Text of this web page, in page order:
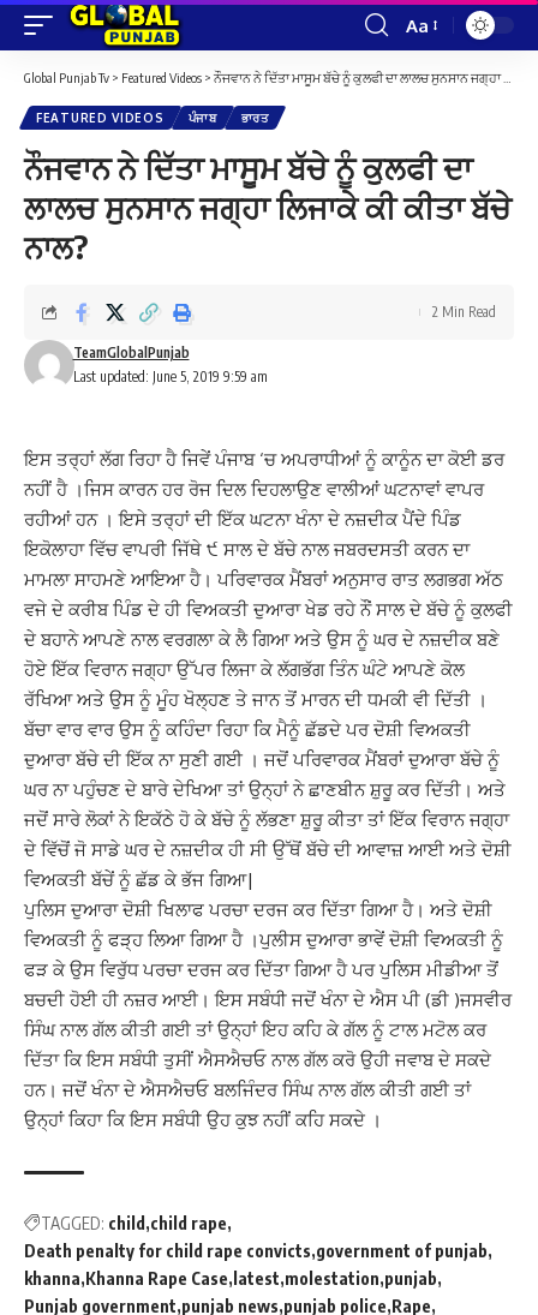
Font
Aa
Global Punjab Tv > Featured Videos > ਨੌਜਵਾਨ ਨੇ ਦਿੱਤਾ ਮਾਸੂਮ ਬੱਚੇ ਨੂੰ ਕੁਲਫੀ ਦਾ ਲਾਲਚ ਸੁਨਸਾਨ ਜਗ੍ਹਾ ਲਿਜਾਕੇ ਕੀ ਕੀਤਾ ਬੱਚੇ ਨਾਲ?
FEATURED VIDEOS ਪੰਜਾਬ ਭਾਰਤ
ਨੌਜਵਾਨ ਨੇ ਦਿੱਤਾ ਮਾਸੂਮ ਬੱਚੇ ਨੂੰ ਕੁਲਫੀ ਦਾ
ਲਾਲਚ ਸੁਨਸਾਨ ਜਗ੍ਹਾ ਲਿਜਾਕੇ ਕੀ ਕੀਤਾ ਬੱਚੇ
ਨਾਲ?
Last updated: June 5, 2019 9:59 am
TeamGlobalPunjab
2 Min Read
ਇਸ ਤਰ੍ਹਾਂ ਲੱਗ ਰਿਹਾ ਹੈ ਜਿਵੇਂ ਪੰਜਾਬ ‘ਚ ਅਪਰਾਧੀਆਂ ਨੂੰ ਕਾਨੂੰਨ ਦਾ ਕੋਈ ਡਰ
ਨਹੀਂ ਹੈ ।ਜਿਸ ਕਾਰਨ ਹਰ ਰੋਜ ਦਿਲ ਦਿਹਲਾਉਣ ਵਾਲੀਆਂ ਘਟਨਾਵਾਂ ਵਾਪਰ
ਰਹੀਆਂ ਹਨ । ਇਸੇ ਤਰ੍ਹਾਂ ਦੀ ਇੱਕ ਘਟਨਾ ਖੰਨਾ ਦੇ ਨਜ਼ਦੀਕ ਪੈਂਦੇ ਪਿੰਡ
ਇਕੋਲਾਹਾ ਵਿੱਚ ਵਾਪਰੀ ਜਿੱਥੇ ੯ ਸਾਲ ਦੇ ਬੱਚੇ ਨਾਲ ਜਬਰਦਸਤੀ ਕਰਨ ਦਾ
ਮਾਮਲਾ ਸਾਹਮਣੇ ਆਇਆ ਹੈ। ਪਰਿਵਾਰਕ ਮੈਂਬਰਾਂ ਅਨੁਸਾਰ ਰਾਤ ਲਗਭਗ ਅੱਠ
ਵਜੇ ਦੇ ਕਰੀਬ ਪਿੰਡ ਦੇ ਹੀ ਵਿਅਕਤੀ ਦੁਆਰਾ ਖੇਡ ਰਹੇ ਨੌਂ ਸਾਲ ਦੇ ਬੱਚੇ ਨੂੰ ਕੁਲਫੀ
ਦੇ ਬਹਾਨੇ ਆਪਣੇ ਨਾਲ ਵਰਗਲਾ ਕੇ ਲੈ ਗਿਆ ਅਤੇ ਉਸ ਨੂੰ ਘਰ ਦੇ ਨਜ਼ਦੀਕ ਬਣੇ
ਹੋਏ ਇੱਕ ਵਿਰਾਨ ਜਗ੍ਹਾ ਉੱਪਰ ਲਿਜਾ ਕੇ ਲੱਗਭੱਗ ਤਿੰਨ ਘੰਟੇ ਆਪਣੇ ਕੋਲ
ਰੱਖਿਆ ਅਤੇ ਉਸ ਨੂੰ ਮੂੰਹ ਖੋਲ੍ਹਣ ਤੇ ਜਾਨ ਤੋਂ ਮਾਰਨ ਦੀ ਧਮਕੀ ਵੀ ਦਿੱਤੀ ।
ਬੱਚਾ ਵਾਰ ਵਾਰ ਉਸ ਨੂੰ ਕਹਿੰਦਾ ਰਿਹਾ ਕਿ ਮੈਨੂੰ ਛੱਡਦੇ ਪਰ ਦੋਸ਼ੀ ਵਿਅਕਤੀ
ਦੁਆਰਾ ਬੱਚੇ ਦੀ ਇੱਕ ਨਾ ਸੁਣੀ ਗਈ । ਜਦੋਂ ਪਰਿਵਾਰਕ ਮੈਂਬਰਾਂ ਦੁਆਰਾ ਬੱਚੇ ਨੂੰ
ਘਰ ਨਾ ਪਹੁੰਚਣ ਦੇ ਬਾਰੇ ਦੇਖਿਆ ਤਾਂ ਉਨ੍ਹਾਂ ਨੇ ਛਾਣਬੀਨ ਸ਼ੁਰੂ ਕਰ ਦਿੱਤੀ। ਅਤੇ
ਜਦੋਂ ਸਾਰੇ ਲੋਕਾਂ ਨੇ ਇਕੱਠੇ ਹੋ ਕੇ ਬੱਚੇ ਨੂੰ ਲੱਭਣਾ ਸ਼ੁਰੂ ਕੀਤਾ ਤਾਂ ਇੱਕ ਵਿਰਾਨ ਜਗ੍ਹਾ
ਦੇ ਵਿੱਚੋਂ ਜੋ ਸਾਡੇ ਘਰ ਦੇ ਨਜ਼ਦੀਕ ਹੀ ਸੀ ਉੱਥੋਂ ਬੱਚੇ ਦੀ ਆਵਾਜ਼ ਆਈ ਅਤੇ ਦੋਸ਼ੀ
ਵਿਅਕਤੀ ਬੱਚੇਂ ਨੂੰ ਛੱਡ ਕੇ ਭੱਜ ਗਿਆ|
ਪੁਲਿਸ ਦੁਆਰਾ ਦੋਸ਼ੀ ਖਿਲਾਫ ਪਰਚਾ ਦਰਜ ਕਰ ਦਿੱਤਾ ਗਿਆ ਹੈ। ਅਤੇ ਦੋਸ਼ੀ
ਵਿਅਕਤੀ ਨੂੰ ਫੜ੍ਹ ਲਿਆ ਗਿਆ ਹੈ ।ਪੁਲੀਸ ਦੁਆਰਾ ਭਾਵੇਂ ਦੋਸ਼ੀ ਵਿਅਕਤੀ ਨੂੰ
ਫੜ ਕੇ ਉਸ ਵਿਰੁੱਧ ਪਰਚਾ ਦਰਜ ਕਰ ਦਿੱਤਾ ਗਿਆ ਹੈ ਪਰ ਪੁਲਿਸ ਮੀਡੀਆ ਤੋਂ
ਬਚਦੀ ਹੋਈ ਹੀ ਨਜ਼ਰ ਆਈ। ਇਸ ਸਬੰਧੀ ਜਦੋਂ ਖੰਨਾ ਦੇ ਐਸ ਪੀ (ਡੀ )ਜਸਵੀਰ
ਸਿੰਘ ਨਾਲ ਗੱਲ ਕੀਤੀ ਗਈ ਤਾਂ ਉਨ੍ਹਾਂ ਇਹ ਕਹਿ ਕੇ ਗੱਲ ਨੂੰ ਟਾਲ ਮਟੋਲ ਕਰ
ਦਿੱਤਾ ਕਿ ਇਸ ਸਬੰਧੀ ਤੁਸੀਂ ਐਸਐਚਓ ਨਾਲ ਗੱਲ ਕਰੋ ਉਹੀ ਜਵਾਬ ਦੇ ਸਕਦੇ
ਹਨ। ਜਦੋਂ ਖੰਨਾ ਦੇ ਐਸਐਚਓ ਬਲਜਿੰਦਰ ਸਿੰਘ ਨਾਲ ਗੱਲ ਕੀਤੀ ਗਈ ਤਾਂ
ਉਨ੍ਹਾਂ ਕਿਹਾ ਕਿ ਇਸ ਸਬੰਧੀ ਉਹ ਕੁਝ ਨਹੀਂ ਕਹਿ ਸਕਦੇ ।
TAGGED: child child rape
Death penalty for child rape convicts government of punjab
khanna Khanna Rape Case latest molestation punjab
Punjab government punjab news punjab police Rape